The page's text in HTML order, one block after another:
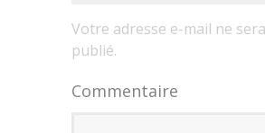
Votre adresse e-mail ne
publié.
Commentaire